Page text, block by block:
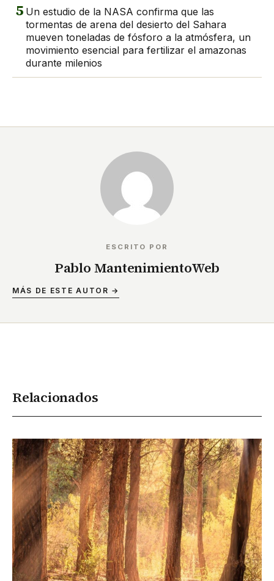
5 Un estudio de la NASA confirma que las
tormentas de arena del desierto del Sahara
mueven toneladas de fósforo a la atmósfera, un
movimiento esencial para fertilizar el amazonas
durante milenios
ESCRITO POR
Pablo MantenimientoWeb
MÁS DE ESTE AUTOR →
Relacionados